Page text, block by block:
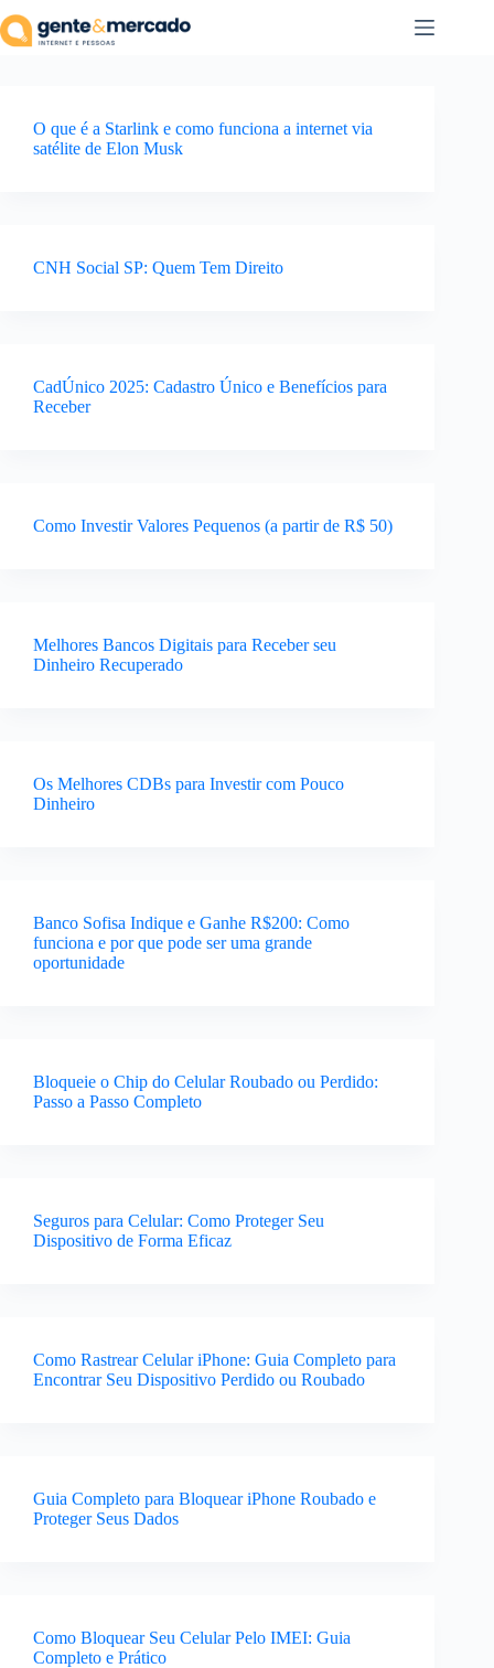
para
o
O que é a Starlink e como funciona a internet via
satélite de Elon Musk
CNH Social SP: Quem Tem Direito
CadÚnico 2025: Cadastro Único e Benefícios para
Receber
Como Investir Valores Pequenos (a partir de R$ 50)
Melhores Bancos Digitais para Receber seu
Dinheiro Recuperado
Os Melhores CDBs para Investir com Pouco
Dinheiro
Banco Sofisa Indique e Ganhe R$200: Como
funciona e por que pode ser uma grande
oportunidade
Bloqueie o Chip do Celular Roubado ou Perdido:
Passo a Passo Completo
Seguros para Celular: Como Proteger Seu
Dispositivo de Forma Eficaz
Como Rastrear Celular iPhone: Guia Completo para
Encontrar Seu Dispositivo Perdido ou Roubado
Guia Completo para Bloquear iPhone Roubado e
Proteger Seus Dados
Como Bloquear Seu Celular Pelo IMEI: Guia
Completo e Prático